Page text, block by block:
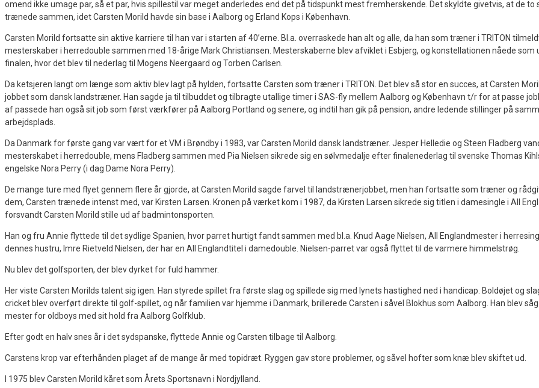
omend ikke umage par, så et par, hvis spillestil var meget anderledes end det på tidspunkt mest fremherskende. Det skyldte givetvis, at de
trænede sammen, idet Carsten Morild havde sin base i Aalborg og Erland Kops i København.
Carsten Morild fortsatte sin aktive karriere til han var i starten af 40’erne. Bl.a. overraskede han alt og alle, da han som træner i TRITON
mesterskaber i herredouble sammen med 18-årige Mark Christiansen. Mesterskaberne blev afviklet i Esbjerg, og konstellationen nåede som
finalen, hvor det blev til nederlag til Mogens Neergaard og Torben Carlsen.
Da ketsjeren langt om længe som aktiv blev lagt på hylden, fortsatte Carsten som træner i TRITON. Det blev så stor en succes, at Carsten
jobbet som dansk landstræner. Han sagde ja til tilbuddet og tilbragte utallige timer i SAS-fly mellem Aalborg og København t/r for at passe
af passede han også sit job som først værkfører på Aalborg Portland og senere, og indtil han gik på pension, andre ledende stillinger på
arbejdsplads.
Da Danmark for første gang var vært for et VM i Brøndby i 1983, var Carsten Morild dansk landstræner. Jesper Helledie og Steen Fladberg
mesterskabet i herredouble, mens Fladberg sammen med Pia Nielsen sikrede sig en sølvmedalje efter finalenederlag til svenske Thomas
engelske Nora Perry (i dag Dame Nora Perry).
De mange ture med flyet gennem flere år gjorde, at Carsten Morild sagde farvel til landstrænerjobbet, men han fortsatte som træner og
dem, Carsten trænede intenst med, var Kirsten Larsen. Kronen på værket kom i 1987, da Kirsten Larsen sikrede sig titlen i damesingle i All
forsvandt Carsten Morild stille ud af badmintonsporten.
Han og fru Annie flyttede til det sydlige Spanien, hvor parret hurtigt fandt sammen med bl.a. Knud Aage Nielsen, All Englandmester i
dennes hustru, Imre Rietveld Nielsen, der har en All Englandtitel i damedouble. Nielsen-parret var også flyttet til de varmere himmelstrøg.
Nu blev det golfsporten, der blev dyrket for fuld hammer.
Her viste Carsten Morilds talent sig igen. Han styrede spillet fra første slag og spillede sig med lynets hastighed ned i handicap. Boldøjet og
cricket blev overført direkte til golf-spillet, og når familien var hjemme i Danmark, brillerede Carsten i såvel Blokhus som Aalborg. Han blev
mester for oldboys med sit hold fra Aalborg Golfklub.
Efter godt en halv snes år i det sydspanske, flyttede Annie og Carsten tilbage til Aalborg.
Carstens krop var efterhånden plaget af de mange år med topidræt. Ryggen gav store problemer, og såvel hofter som knæ blev skiftet ud.
I 1975 blev Carsten Morild kåret som Årets Sportsnavn i Nordjylland.